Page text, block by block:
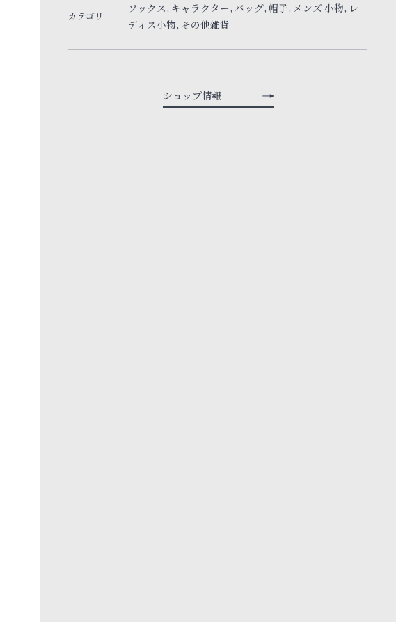
カテゴリ
ソックス, キャラクター, バッグ, 帽子, メンズ 小物, レ
ディス小物, その他雑貨
ショップ情報